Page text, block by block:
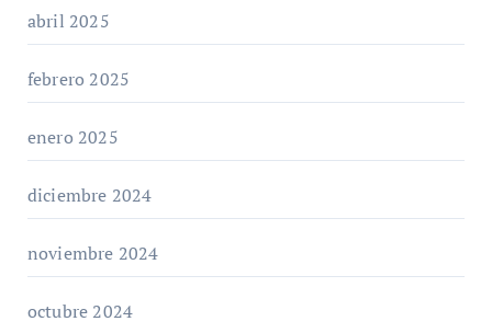
abril 2025
febrero 2025
enero 2025
diciembre 2024
noviembre 2024
octubre 2024